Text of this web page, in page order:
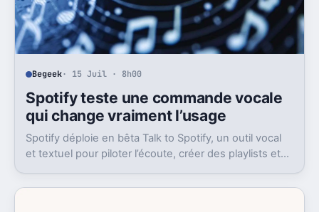
Begeek· 15 Juil · 8h00
Spotify teste une commande vocale
qui change vraiment l’usage
Spotify déploie en bêta Talk to Spotify, un outil vocal
et textuel pour piloter l’écoute, créer des playlists et